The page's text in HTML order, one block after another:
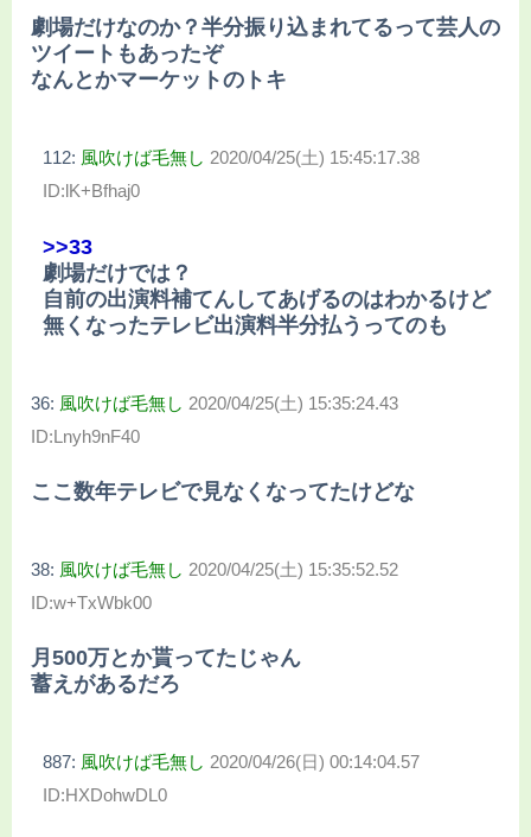
劇場だけなのか？半分振り込まれてるって芸人の
ツイートもあったぞ
なんとかマーケットのトキ
112: 風吹けば毛無し 2020/04/25(土) 15:45:17.38
ID:lK+Bfhaj0
>>33
劇場だけでは？
自前の出演料補てんしてあげるのはわかるけど
無くなったテレビ出演料半分払うってのも
36: 風吹けば毛無し 2020/04/25(土) 15:35:24.43
ID:Lnyh9nF40
ここ数年テレビで見なくなってたけどな
38: 風吹けば毛無し 2020/04/25(土) 15:35:52.52
ID:w+TxWbk00
月500万とか貰ってたじゃん
蓄えがあるだろ
887: 風吹けば毛無し 2020/04/26(日) 00:14:04.57
ID:HXDohwDL0